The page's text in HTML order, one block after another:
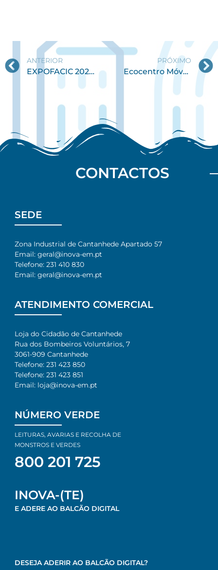
ANTERIOR
EXPOFACIC 2025 oficialmente apresentada na BTL
PRÓXIMO
Ecocentro Móvel em Ourentã até ao dia 7 de abril
CONTACTOS
SEDE
Zona Industrial de Cantanhede Apartado 57
Email: geral@inova-em.pt
Telefone: 231 410 830
Email: geral@inova-em.pt
ATENDIMENTO COMERCIAL
Loja do Cidadão de Cantanhede
Rua dos Bombeiros Voluntários, 7​
3061-909 Cantanhede​
Telefone: 231 423 850​
Telefone: 231 423 851​
Email: loja@inova-em.pt​
NÚMERO VERDE
LEITURAS, AVARIAS E RECOLHA DE
MONSTROS E VERDES
800 201 725
INOVA-(TE)
E ADERE AO BALCÃO DIGITAL
DESEJA ADERIR AO BALCÃO DIGITAL?